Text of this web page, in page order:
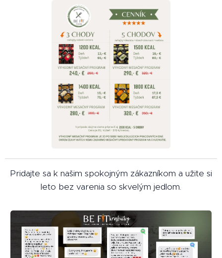
Pridajte sa k našim spokojným zákazníkom a užite si
leto bez varenia so skvelým jedlom.